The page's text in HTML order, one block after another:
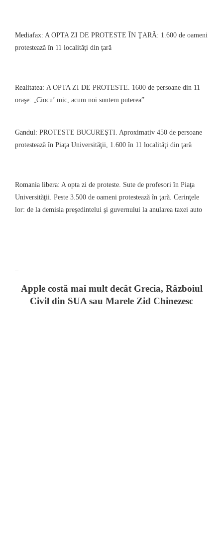
Mediafax: A OPTA ZI DE PROTESTE ÎN ŢARĂ: 1.600 de oameni
protestează în 11 localităţi din ţară
Realitatea: A OPTA ZI DE PROTESTE. 1600 de persoane din 11
oraşe: „Ciocu’ mic, acum noi suntem puterea”
Gandul: PROTESTE BUCUREŞTI. Aproximativ 450 de persoane
protestează în Piaţa Universităţii, 1.600 în 11 localităţi din ţară
Romania libera: A opta zi de proteste. Sute de profesori în Piaţa
Universităţii. Peste 3.500 de oameni protestează în ţară. Cerinţele
lor: de la demisia preşedintelui şi guvernului la anularea taxei auto
–
Apple costă mai mult decât Grecia, Războiul
Civil din SUA sau Marele Zid Chinezesc